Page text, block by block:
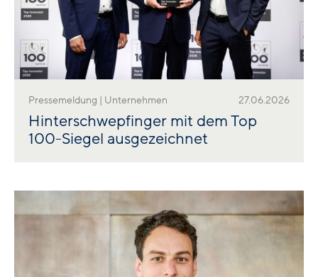
Pressemeldung | Unternehmen 27.06.2026
Hinterschwepfinger mit dem Top
100-Siegel ausgezeichnet